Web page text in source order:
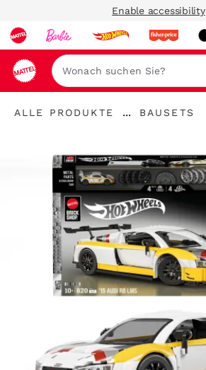
Enable accessibility
"Alle
ALLE PRODUKTE
...
"BAUSETS